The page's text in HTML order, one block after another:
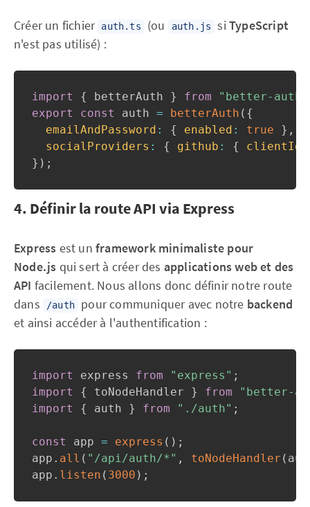
Créer un fichier auth.ts (ou auth.js siTypeScript
n'est pas utilisé) :
import { betterAuth } from "better-auth"
export
const auth = betterAuth ( {
emailAndPassword : { enabled : true } ,
socialProviders : { github : { clientId
} ) ;
4. Définir la route API via Express
Express est unframework minimaliste pour
Node.js qui sert à créer des applications web et des
API facilement. Nous allons donc définir notre route
dans
/auth pour communiquer avec notre backend
et ainsi accéder à l'authentification :
import express from "express" ;
import
{ toNodeHandler } from
"better-
import
{ auth } from "./auth" ;
const app = express ( ) ;
app . all ( "/api/auth/*" , toNodeHandler (
app . listen ( 3000 ) ;